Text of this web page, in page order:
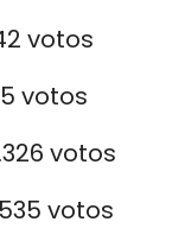
votos
votos
votos
votos